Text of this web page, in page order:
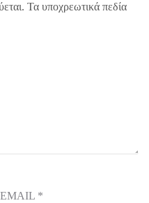
Τα υποχρεωτικά πεδία
EMAIL *